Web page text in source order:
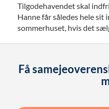
Tilgodehavendet skal
Hanne får således hele sit
sommerhuset, hvis det
Få